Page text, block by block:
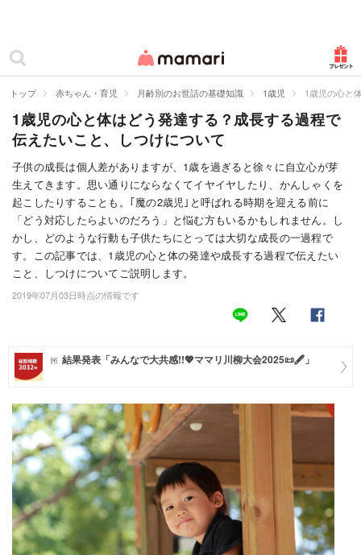
ママリ
カテゴリー一覧
妊娠
出産
赤ちゃん・育児
子育て・家族
病院
住まい
トレンド・イベント
トップ 赤ちゃん・育児 月齢別のお世話の基礎知識 1歳児 1歳児の心と
1歳児の心と体はどう発達する？成長する過程で
伝えたいこと、しつけについて
子供の成長は個人差がありますが、1歳を過ぎると徐々に自立心が芽
生えてきます。思い通りにならなくてイヤイヤしたり、かんしゃくを
起こしたりすることも。｢魔の2歳児｣と呼ばれる時期を迎える前に
「どう対応したらよいのだろう」と悩む方もいるかもしれません。し
かし、どのような行動も子供たちにとっては大切な成長の一過程で
す。この記事では、1歳児の心と体の発達や成長する過程で伝えたい
こと、しつけについてご説明します。
2019年07月03日時点の情報です
結果発表「みんなで大共感!!💖ママリ川柳大会2025📜🖋️」